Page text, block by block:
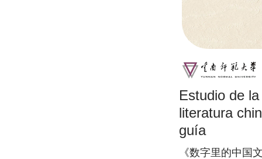
Estudio de
literatura
guía
《数字里的中国